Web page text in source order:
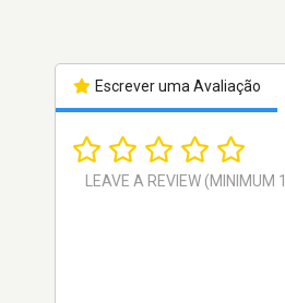
Escrever uma Avaliação